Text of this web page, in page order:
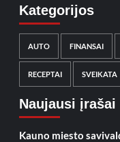
Kategorijos
AUTO FINANSAI
RECEPTAI SVEIKATA
Naujausi įrašai
Kauno miesto